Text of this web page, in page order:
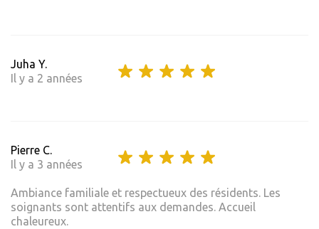
Juha Y.
Il y a 2 années
Pierre C.
Il y a 3 années
Ambiance familiale et respectueux des résidents. Les
soignants sont attentifs aux demandes. Accueil
chaleureux.